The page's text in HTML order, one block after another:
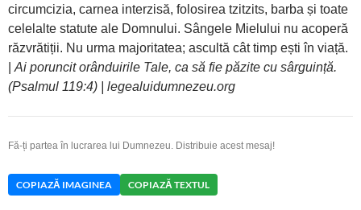
circumcizia, carnea interzisă, folosirea tzitzits, barba și toate
celelalte statute ale Domnului. Sângele Mielului nu acoperă
răzvrătiții. Nu urma majoritatea; ascultă cât timp ești în viață.
Ai poruncit orânduirile Tale, ca să fie păzite cu sârguință.
(Psalmul 119:4) | legealuidumnezeu.org
Fă-ți partea în lucrarea lui Dumnezeu. Distribuie acest mesaj!
COPIAZĂ IMAGINEA COPIAZĂ TEXTUL